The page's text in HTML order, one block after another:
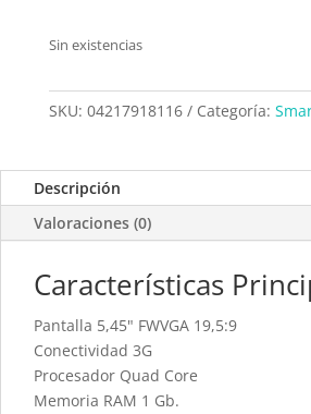
Sin existencias
SKU: 04217918116 Categoría:
Descripción
Valoraciones (0)
Características
Pantalla 5,45" FWVGA 19,5:9
Conectividad 3G
Procesador Quad Core
Memoria RAM 1 Gb.